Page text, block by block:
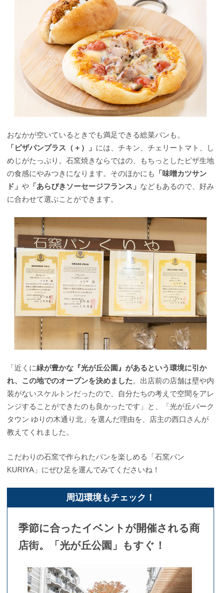
おなかが空いているときでも満足できる総菜パンも。
「ピザパンプラス（＋）」 には、チキン、チェリートマト、し
めじがたっぷり。石窯焼きならではの、もちっとしたピザ生地
の食感にやみつきになります。そのほかにも
「味噌カツサン
ド」 や 「あらびきソーセージフランス」 などもあるので、好み
に合わせて選ぶことができます。
「近くに緑が豊かな『光が丘公園』があるという環境に引か
れ、この地でのオープンを決めました。出店前の店舗は壁や内
装がないスケルトンだったので、自分たちの考えで空間をアレ
ンジすることができたのも良かったです」と、「光が丘パーク
タウン ゆりの木通り北」を選んだ理由を、店主の西口さんが
教えてくれました。
こだわりの石窯で作られたパンを楽しめる「石窯パン
KURIYA」にぜひ足を運んでみてくださいね！
周辺環境もチェック！
季節に合ったイベントが開催される商
店街。「光が丘公園」もすぐ！